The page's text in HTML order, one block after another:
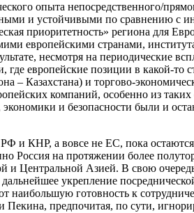
опыта непосредственного/
и устойчивыми по сравнению
приоритетность» региона для
европейскими странами,
несмотря на периодические
европейские позиции в какой-то
– Казахстана) и торгово-
компаний, особенно из
и безопасности были и
РФ и КНР, а вовсе не ЕС, пока
на протяжении более
Центральной Азией. В свою
укрепление
готовность к
предпочитая, по сути,